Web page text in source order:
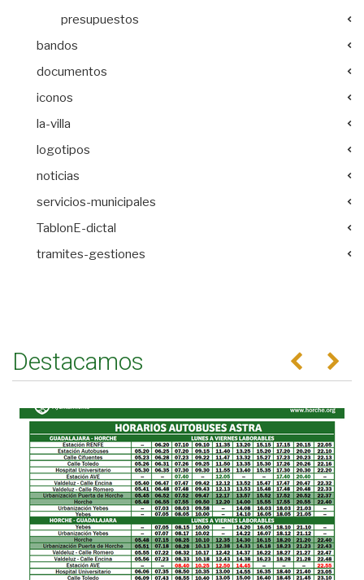
presupuestos
bandos
documentos
iconos
la-villa
logotipos
noticias
servicios-municipales
TablonE-dictal
tramites-gestiones
Destacamos Anterior